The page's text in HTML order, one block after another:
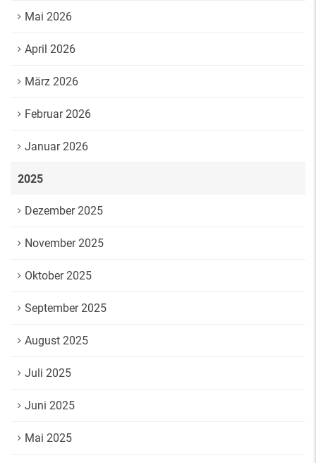
Mai 2026
April 2026
März 2026
Februar 2026
Januar 2026
2025
Dezember 2025
November 2025
Oktober 2025
September 2025
August 2025
Juli 2025
Juni 2025
Mai 2025